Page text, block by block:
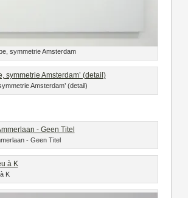
symmetrie Amsterdam
Amsterdam’ (detail)
- Geen Titel
K